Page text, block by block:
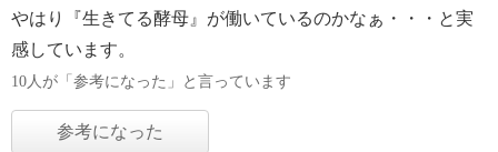
やはり『生きてる酵母』が働いているのかなぁ・・・と実
感しています。
10人が「参考になった」と言っています
参考になった